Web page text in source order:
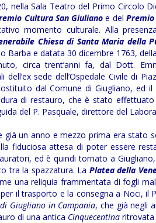
nella Sala Teatro del Primo Circolo
Cultura San Giuliano e delPremio
momento culturale. Alla
Chiesa di Santa Maria della
Barba e datata 30 dicembre 1763,
circa trent’anni fa, dal Dott.
sede dell’Ospedale Civile di
dal Comune di Giugliano, ed
di restauro, che è stato effettuato
del P. Pasquale, direttore del
un anno e mezzo prima era stato
fiduciosa attesa di poter essere
ed è quindi tornato a
tra la spazzatura. La Platea della
una reliquia frammentata di fogli
il trasporto e la consegna a Noci,
Giugliano in Campania, che già negli
di una antica Cinquecentina ritrovata